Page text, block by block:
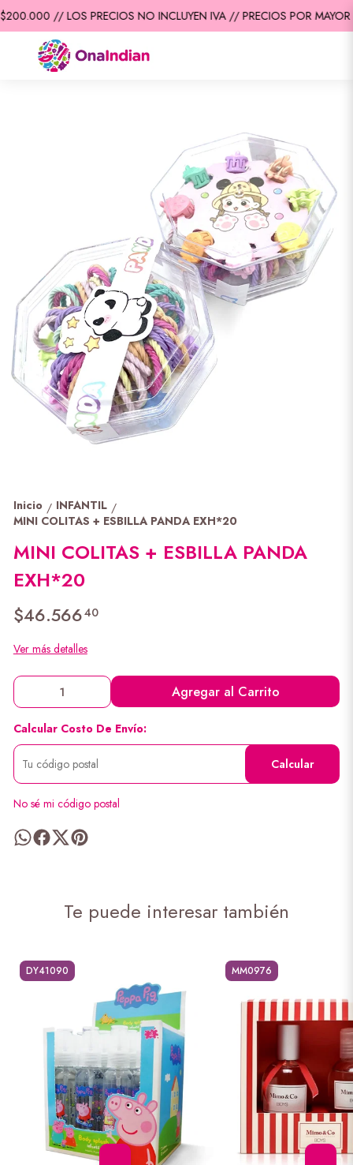
// LOS PRECIOS NO INCLUYEN IVA // PRECIOS POR MAYOR
Inicio / INFANTIL /
MINI COLITAS + ESBILLA PANDA EXH*20
MINI COLITAS + ESBILLA PANDA
EXH*20
$46.56640
Ver más detalles
Agregar al Carrito
Calcular Costo De Envío:
Calcular
No sé mi código postal
Te puede interesar también
DY41090 MM0976